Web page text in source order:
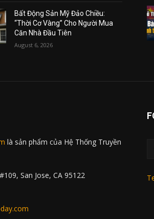
Bất Động Sản Mỹ Đảo Chiều:
“Thời Cơ Vàng” Cho Người Mua
Căn Nhà Đầu Tiên
August 6, 2026
là sản phẩm của Hệ Thống Truyền
San Jose, CA 95122